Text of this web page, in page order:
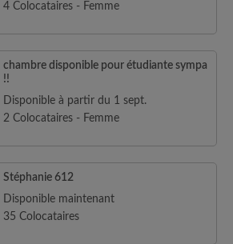
4 Colocataires - Femme
chambre disponible pour étudiante sympa
!!
Disponible à partir du 1 sept.
2 Colocataires - Femme
Stéphanie 612
Disponible maintenant
35 Colocataires